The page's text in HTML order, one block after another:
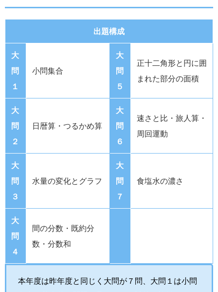
出題構成
大
問
１
小問集合
大
問
５
正十二角形と円に囲
まれた部分の面積
大
問
２
日暦算・つるかめ算
大
問
６
速さと比・旅人算・
周回運動
大
問
３
水量の変化とグラフ
大
問
７
食塩水の濃さ
大
問
４
間の分数・既約分
数・分数和
本年度は昨年度と同じく大問が７問、大問１は小問